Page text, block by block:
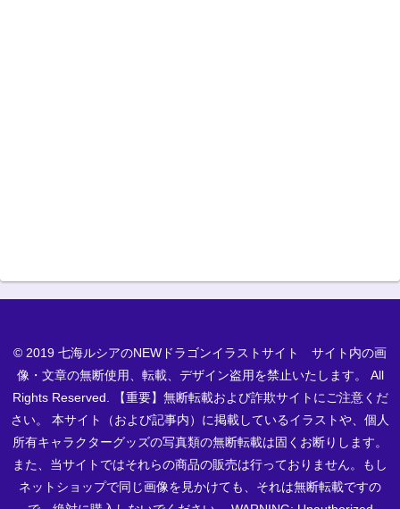
© 2019 七海ルシアのNEWドラゴンイラストサイト サイト内の画
像・文章の無断使用、転載、デザイン盗用を禁止いたします。 All
Rights Reserved. 【重要】無断転載および詐欺サイトにご注意くだ
さい。 本サイト（および記事内）に掲載しているイラストや、個人
所有キャラクターグッズの写真類の無断転載は固くお断りします。
また、当サイトではそれらの商品の販売は行っておりません。もし
ネットショップで同じ画像を見かけても、それは無断転載ですの